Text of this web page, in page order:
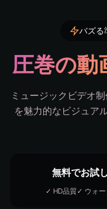
バズる
圧巻の動
ミュージックビデオ
を魅力的なビジュア
無料でお試し
✓ HD品質✓ ウォー